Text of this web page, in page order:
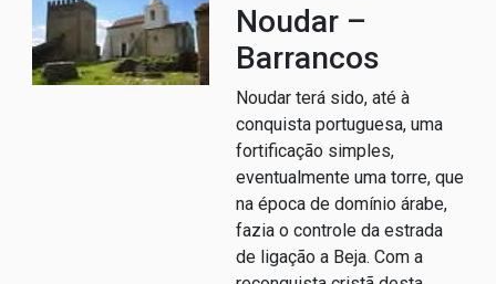
Noudar –
Barrancos
Noudar terá sido, até à
conquista portuguesa, uma
fortificação simples,
eventualmente uma torre, que
na época de domínio árabe,
fazia o controle da estrada
de ligação a Beja. Com a